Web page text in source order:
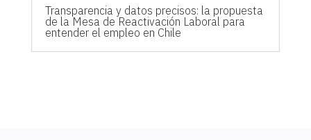
Transparencia y datos precisos: la propuesta
de la Mesa de Reactivación Laboral para
entender el empleo en Chile